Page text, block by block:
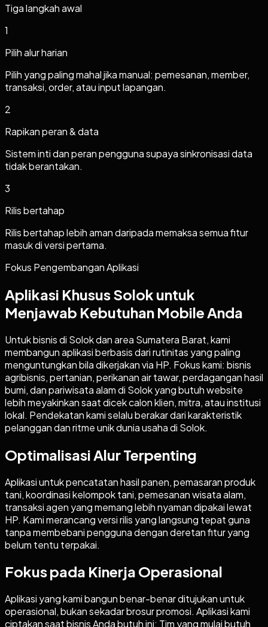
Tiga langkah awal
1
Pilih alur harian
Pilih yang paling mahal jika manual: pemesanan, member,
transaksi, order, atau input lapangan.
2
Rapikan peran & data
Sistem inti dan peran pengguna supaya sinkronisasi data
tidak berantakan.
3
Rilis bertahap
Rilis bertahap lebih aman daripada memaksa semua fitur
masuk di versi pertama.
Fokus Pengembangan Aplikasi
Aplikasi Khusus Solok untuk
Menjawab Kebutuhan Mobile Anda
Untuk bisnis di Solok dan area Sumatera Barat, kami
membangun aplikasi berbasis dari rutinitas yang paling
menguntungkan bila dikerjakan via HP. Fokus kami: bisnis
agribisnis, pertanian, perikanan air tawar, perdagangan hasil
bumi, dan pariwisata alam di Solok yang butuh website
lebih meyakinkan saat dicek calon klien, mitra, atau institusi
lokal. Pendekatan kami selalu berakar dari karakteristik
pelanggan dan ritme unik dunia usaha di Solok.
Optimalisasi Alur Terpenting
Aplikasi untuk pencatatan hasil panen, pemasaran produk
tani, koordinasi kelompok tani, pemesanan wisata alam,
transaksi agen yang memang lebih nyaman dipakai lewat
HP. Kami merancang versi rilis yang langsung tepat guna
tanpa membebani pengguna dengan deretan fitur yang
belum tentu terpakai.
Fokus pada Kinerja Operasional
Aplikasi yang kami bangun benar-benar ditujukan untuk
operasional, bukan sekadar brosur promosi. Aplikasi kami
ciptakan saat bisnis Anda butuh ini: Tim yang mulai butuh